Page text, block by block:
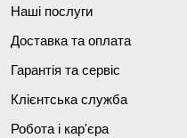
Наші послуги
Доставка та оплата
Гарантія та сервіс
Клієнтська служба
Робота і кар'єра